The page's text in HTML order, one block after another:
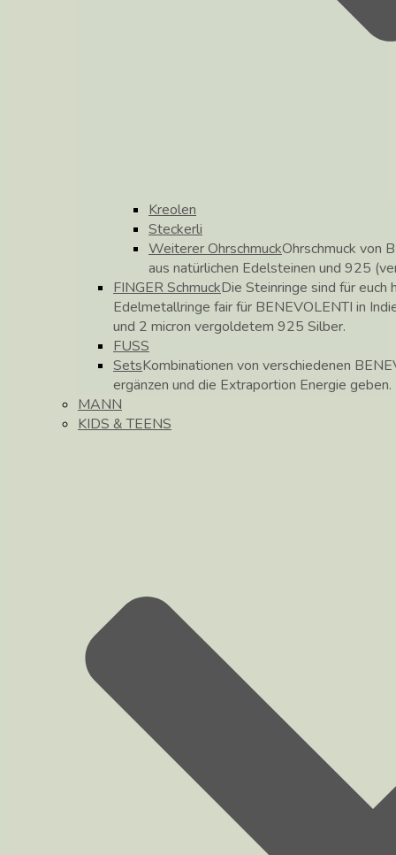
Kreolen
Steckerli
Weiterer OhrschmuckOhrschmuck von
aus natürlichen Edelsteinen und 925
FINGER SchmuckDie Steinringe sind für
Edelmetallringe fair für BENEVOLENTI in
und 2 micron vergoldetem 925 Silber.
FUSS
SetsKombinationen von verschiedenen
ergänzen und die Extraportion Energie geben.
MANN
KIDS & TEENS